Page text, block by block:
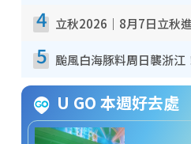
4
5
U GO 本週好去處